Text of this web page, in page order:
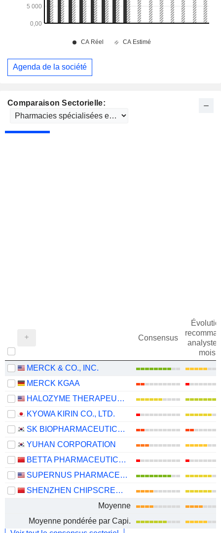
Comparaison Sectorielle:
Consensus
mois
MERCK & CO., INC.
MERCK KGAA
HALOZYME THERAPEUTICS, INC.
KYOWA KIRIN CO., LTD.
SK BIOPHARMACEUTICALS CO., LTD.
YUHAN CORPORATION
BETTA PHARMACEUTICALS CO., LTD.
SUPERNUS PHARMACEUTICALS, INC.
SHENZHEN CHIPSCREEN BIOSCIENCES CO., LTD.
Moyenne
Moyenne pondérée par Capi.
Agenda de la société